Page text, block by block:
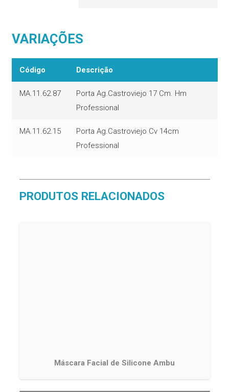
VARIAÇÕES
Código Descrição
MA.11.62.87
Porta Ag.Castroviejo 17 Cm. Hm
Professional
MA.11.62.15
Porta Ag.Castroviejo Cv 14cm
Professional
PRODUTOS RELACIONADOS
Máscara Facial de Silicone Ambu